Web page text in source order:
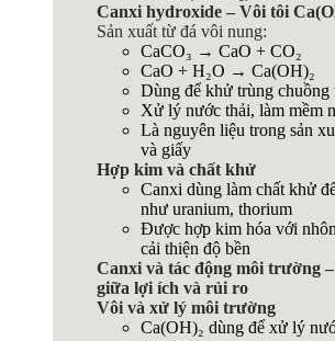
Canxi hydroxide – Vôi tôi
Sản xuất từ đá vôi nung:
CaCO₃ → CaO + CO₂
CaO + H₂O → Ca(OH)₂
Dùng để khử trùng chuồng
Xử lý nước thải, làm mềm
Là nguyên liệu trong sản
và giấy
Hợp kim và chất khử
Canxi dùng làm chất khử
như uranium, thorium
Được hợp kim hóa với
cải thiện độ bền
Canxi và tác động môi trường
giữa lợi ích và rủi ro
Vôi và xử lý môi trường
Ca(OH)₂ dùng để xử lý